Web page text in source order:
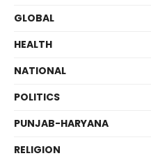
GLOBAL
HEALTH
NATIONAL
POLITICS
PUNJAB-HARYANA
RELIGION